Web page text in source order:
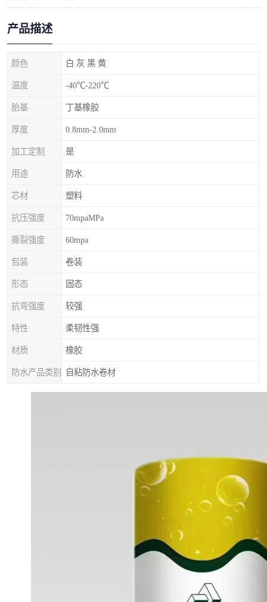
产品描述
颜色 白 灰 黑 黄
温度 -40℃-220℃
胎基 丁基橡胶
厚度 0.8mm-2.0mm
加工定制 是
用途 防水
芯材 塑料
抗压强度 70mpaMPa
撕裂强度 60mpa
包装 卷装
形态 固态
抗弯强度 较强
特性 柔韧性强
材质 橡胶
防水产品类别 自粘防水卷材